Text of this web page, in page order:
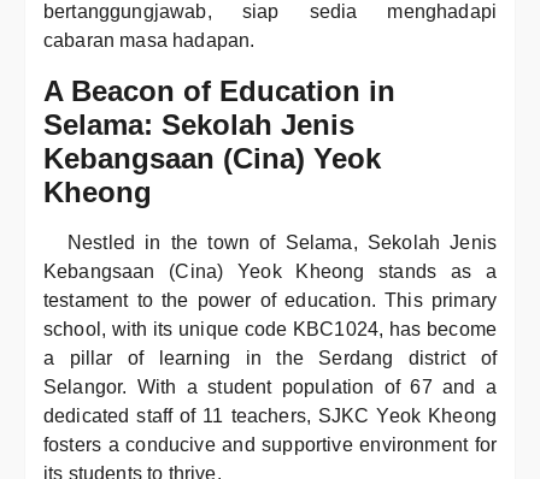
bertanggungjawab, siap sedia menghadapi
cabaran masa hadapan.
A Beacon of Education in
Selama: Sekolah Jenis
Kebangsaan (Cina) Yeok
Kheong
Nestled in the town of Selama, Sekolah Jenis
Kebangsaan (Cina) Yeok Kheong stands as a
testament to the power of education. This primary
school, with its unique code KBC1024, has become
a pillar of learning in the Serdang district of
Selangor. With a student population of 67 and a
dedicated staff of 11 teachers, SJKC Yeok Kheong
fosters a conducive and supportive environment for
its students to thrive.